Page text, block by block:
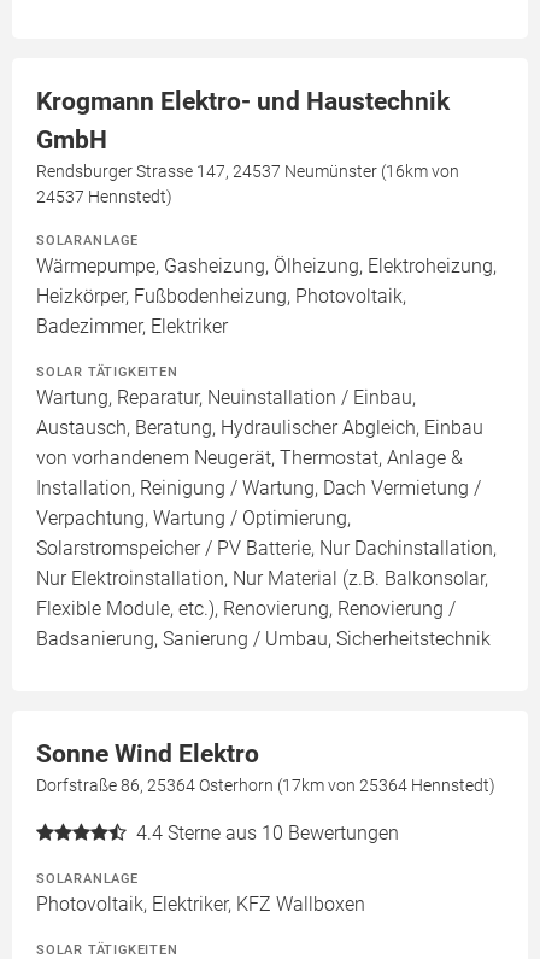
Krogmann Elektro- und Haustechnik
GmbH
Rendsburger Strasse 147, 24537 Neumünster (16km von
24537 Hennstedt)
SOLARANLAGE
Wärmepumpe, Gasheizung, Ölheizung, Elektroheizung,
Heizkörper, Fußbodenheizung, Photovoltaik,
Badezimmer, Elektriker
SOLAR TÄTIGKEITEN
Wartung, Reparatur, Neuinstallation / Einbau,
Austausch, Beratung, Hydraulischer Abgleich, Einbau
von vorhandenem Neugerät, Thermostat, Anlage &
Installation, Reinigung / Wartung, Dach Vermietung /
Verpachtung, Wartung / Optimierung,
Solarstromspeicher / PV Batterie, Nur Dachinstallation,
Nur Elektroinstallation, Nur Material (z.B. Balkonsolar,
Flexible Module, etc.), Renovierung, Renovierung /
Badsanierung, Sanierung / Umbau, Sicherheitstechnik
Sonne Wind Elektro
Dorfstraße 86, 25364 Osterhorn (17km von 25364 Hennstedt)
4.4 Sterne aus 10 Bewertungen
SOLARANLAGE
Photovoltaik, Elektriker, KFZ Wallboxen
SOLAR TÄTIGKEITEN